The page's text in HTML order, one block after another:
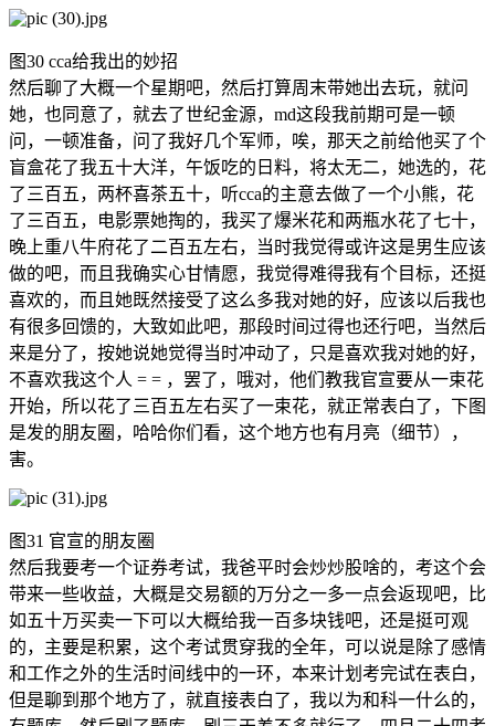
图30 cca给我出的妙招
然后聊了大概一个星期吧，然后打算周末带她出去玩，就问
她，也同意了，就去了世纪金源，md这段我前期可是一顿
问，一顿准备，问了我好几个军师，唉，那天之前给他买了个
盲盒花了我五十大洋，午饭吃的日料，将太无二，她选的，花
了三百五，两杯喜茶五十，听cca的主意去做了一个小熊，花
了三百五，电影票她掏的，我买了爆米花和两瓶水花了七十，
晚上重八牛府花了二百五左右，当时我觉得或许这是男生应该
做的吧，而且我确实心甘情愿，我觉得难得我有个目标，还挺
喜欢的，而且她既然接受了这么多我对她的好，应该以后我也
有很多回馈的，大致如此吧，那段时间过得也还行吧，当然后
来是分了，按她说她觉得当时冲动了，只是喜欢我对她的好，
不喜欢我这个人 = = ，罢了，哦对，他们教我官宣要从一束花
开始，所以花了三百五左右买了一束花，就正常表白了，下图
是发的朋友圈，哈哈你们看，这个地方也有月亮（细节），
害。
图31 官宣的朋友圈
然后我要考一个证券考试，我爸平时会炒炒股啥的，考这个会
带来一些收益，大概是交易额的万分之一多一点会返现吧，比
如五十万买卖一下可以大概给我一百多块钱吧，还是挺可观
的，主要是积累，这个考试贯穿我的全年，可以说是除了感情
和工作之外的生活时间线中的一环，本来计划考完试在表白，
但是聊到那个地方了，就直接表白了，我以为和科一什么的，